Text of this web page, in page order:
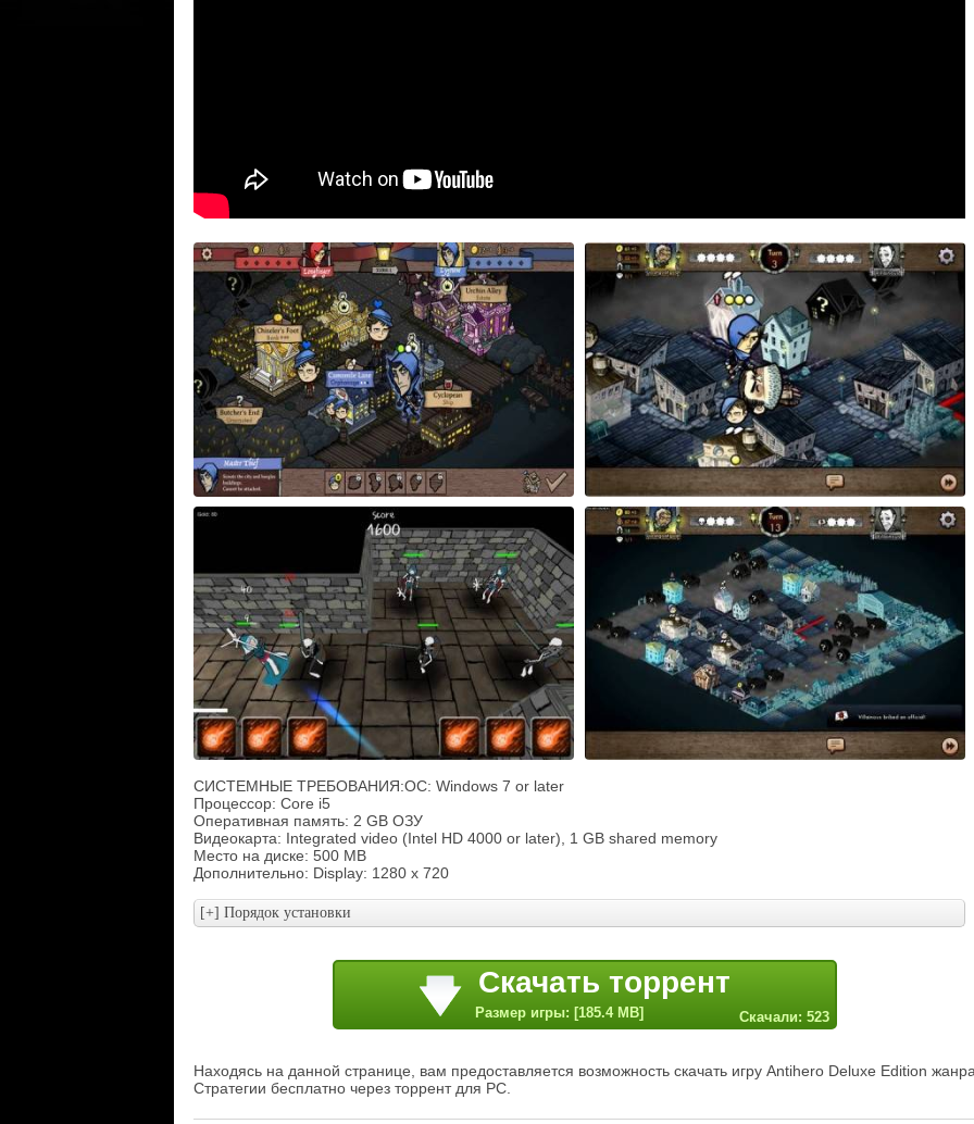
СИСТЕМНЫЕ ТРЕБОВАНИЯ:ОС: Windows 7 or later
Процессор: Core i5
Оперативная память: 2 GB ОЗУ
Видеокарта: Integrated video (Intel HD 4000 or later), 1 GB shared memory
Место на диске: 500 MB
Дополнительно: Display: 1280 x 720
Скачать торрент
Размер игры: [185.4 MB] Скачали: 523
Находясь на данной странице, вам предоставляется возможность скачать игру Antihero Deluxe Edition
Стратегии бесплатно через торрент для PC.